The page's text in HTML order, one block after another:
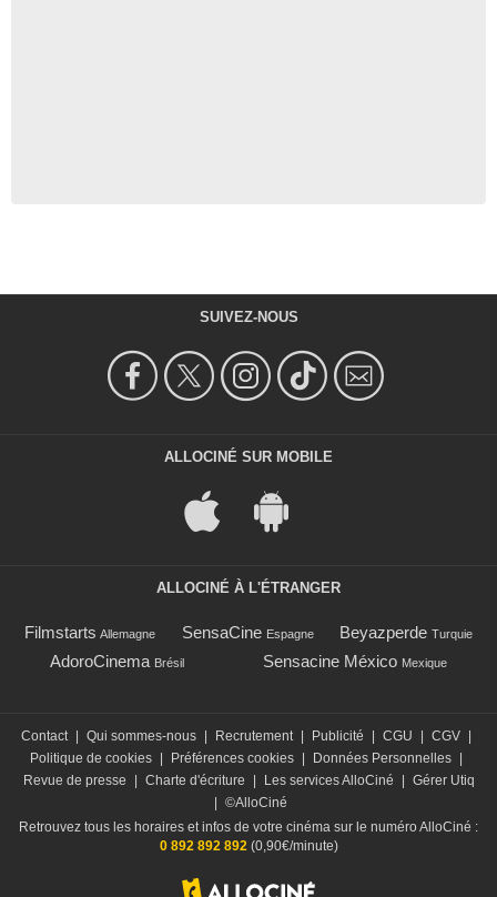
SUIVEZ-NOUS
ALLOCINÉ SUR MOBILE
ALLOCINÉ À L'ÉTRANGER
Filmstarts Allemagne SensaCine Espagne Beyazperde Turquie
AdoroCinema Brésil Sensacine México Mexique
Contact Qui sommes-nous Recrutement Publicité CGU CGV
Politique de cookies
Préférences cookies Données Personnelles
Revue de presse
Charte d'écriture Les services AlloCiné
Gérer Utiq
©AlloCiné
Retrouvez tous les horaires et infos de votre cinéma sur le numéro AlloCiné :
0 892 892 892(0,90€/minute)